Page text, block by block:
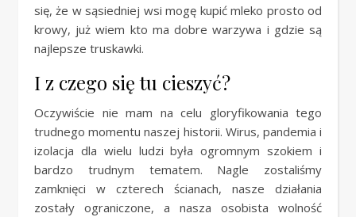
się, że w sąsiedniej wsi mogę kupić mleko prosto od
krowy, już wiem kto ma dobre warzywa i gdzie są
najlepsze truskawki.
I z czego się tu cieszyć?
Oczywiście nie mam na celu gloryfikowania tego
trudnego momentu naszej historii. Wirus, pandemia i
izolacja dla wielu ludzi była ogromnym szokiem i
bardzo trudnym tematem. Nagle zostaliśmy
zamknięci w czterech ścianach, nasze działania
zostały ograniczone, a nasza osobista wolność